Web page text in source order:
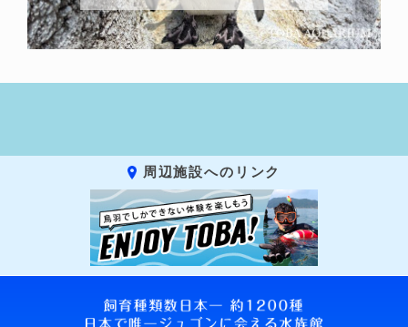
周辺施設へのリンク